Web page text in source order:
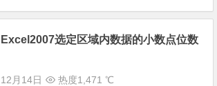
Excel2007选定区域内数据的小数点位数
12月14日 热度1,471 ℃